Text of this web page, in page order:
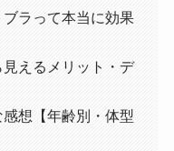
ラって本当に効果
えるメリット・デ
想【年齢別・体型